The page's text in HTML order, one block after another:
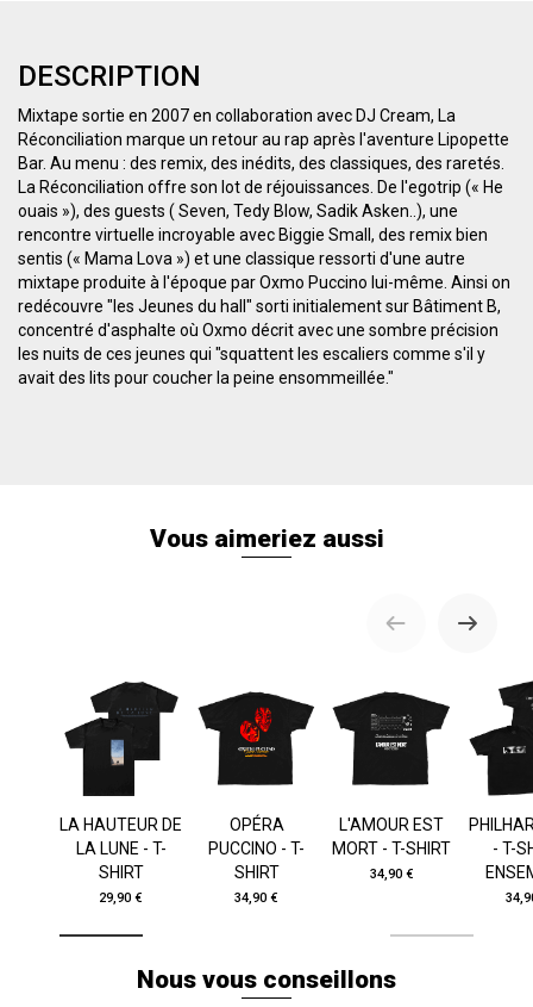
DESCRIPTION
Mixtape sortie en 2007 en collaboration avec DJ Cream, La
Réconciliation marque un retour au rap après l'aventure Lipopette
Bar. Au menu : des remix, des inédits, des classiques, des raretés.
La Réconciliation offre son lot de réjouissances. De l'egotrip (« He
ouais »), des guests ( Seven, Tedy Blow, Sadik Asken..), une
rencontre virtuelle incroyable avec Biggie Small, des remix bien
sentis (« Mama Lova ») et une classique ressorti d'une autre
mixtape produite à l'époque par Oxmo Puccino lui-même. Ainsi on
redécouvre "les Jeunes du hall" sorti initialement sur Bâtiment B,
concentré d'asphalte où Oxmo décrit avec une sombre précision
les nuits de ces jeunes qui "squattent les escaliers comme s'il y
avait des lits pour coucher la peine ensommeillée."
Vous aimeriez aussi
LA HAUTEUR DE
LA LUNE - T-
SHIRT
29,90 €
OPÉRA
PUCCINO - T-
SHIRT
34,90 €
L'AMOUR EST
MORT - T-SHIRT
34,90 €
- T-
Nous vous conseillons